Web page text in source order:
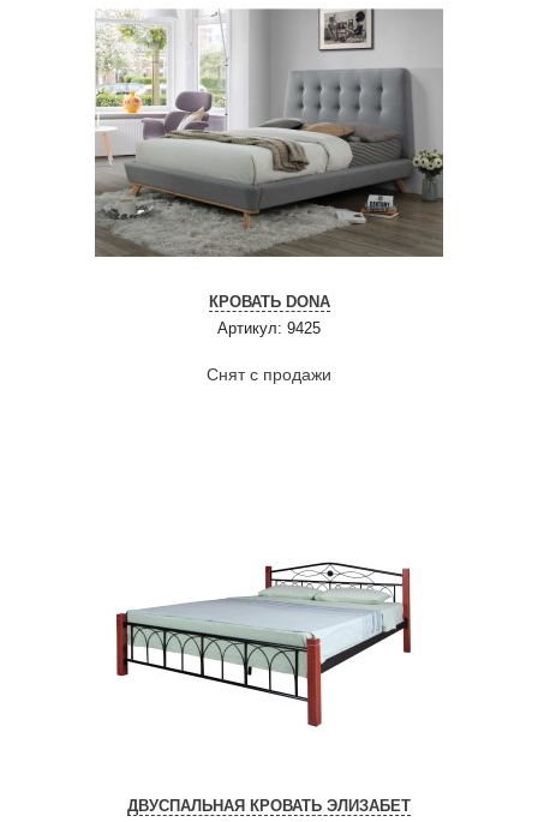
КРОВАТЬ DONA
Артикул: 9425
Снят с продажи
ДВУСПАЛЬНАЯ КРОВАТЬ ЭЛИЗАБЕТ